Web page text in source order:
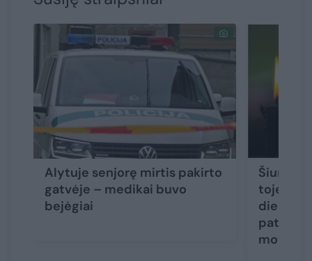
Alytuje senjorę mirtis pakirto
gatvėje – medikai buvo
bejėgiai
Šiurpūs
toje
dieną
paties
moterys